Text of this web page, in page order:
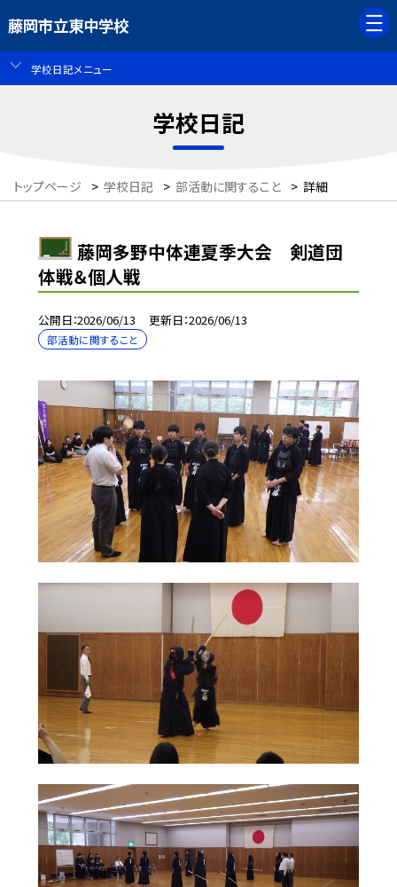
藤岡市立東中学校
学校日記メニュー
学校日記
トップページ > 学校日記 > 部活動に関すること > 詳細
藤岡多野中体連夏季大会 剣道団
体戦＆個人戦
公開日 2026/06/13 更新日 2026/06/13
部活動に関すること